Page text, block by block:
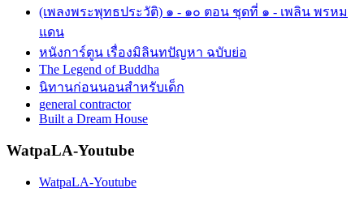
(เพลงพระพุทธประวัติ) ๑ - ๑๐ ตอน ชุดที่ ๑ - เพลิน พรหม
แดน
หนังการ์ตูน เรื่องมิลินทปัญหา ฉบับย่อ
The Legend of Buddha
นิทานก่อนนอนสำหรับเด็ก
general contractor
Built a Dream House
WatpaLA-Youtube
WatpaLA-Youtube